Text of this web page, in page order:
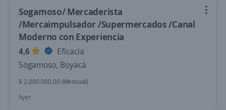
Sogamoso/ Mercaderista
/Mercaimpulsador /Supermercados /Canal
Moderno con Experiencia
4,6
Eficacia
Sogamoso, Boyacá
$ 2.000.000,00 (Mensual)
Ayer